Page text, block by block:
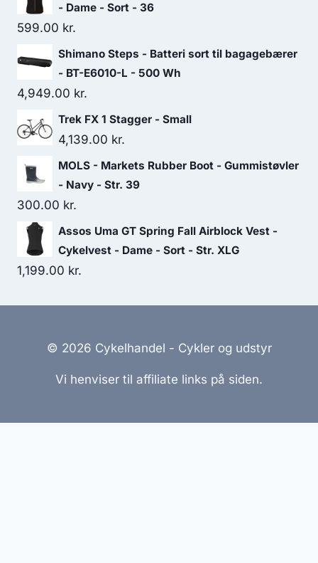
- Dame - Sort - 36
599.00 kr.
Shimano Steps - Batteri sort til bagagebærer
- BT-E6010-L - 500 Wh
4,949.00 kr.
Trek FX 1 Stagger - Small
4,139.00 kr.
MOLS - Markets Rubber Boot - Gummistøvler
- Navy - Str. 39
300.00 kr.
Assos Uma GT Spring Fall Airblock Vest -
Cykelvest - Dame - Sort - Str. XLG
1,199.00 kr.
© 2026 Cykelhandel - Cykler og udstyr
Vi henviser til affiliate links på siden.